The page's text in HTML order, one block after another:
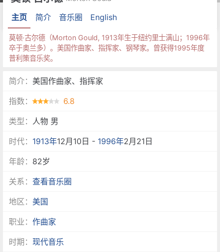
主页 简介 音乐圈 English
莫顿·古尔德（Morton Gould, 1913年生于纽约里士满山；1996年
卒于奥兰多）。美国作曲家、指挥家、钢琴家。曾获得1995年度
普利策音乐奖。
简介： 美国作曲家、指挥家
指数： 6.8
类型： 人物 男
时代： 1913年12月10日 - 1996年2月21日
年龄： 82岁
关系：查看音乐圈
地区：美国
职业：作曲家
时期：现代音乐